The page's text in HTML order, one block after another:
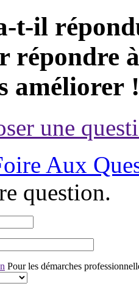
t-il
répondre
améliorer !
une
Aux
question.
Pour les démarches